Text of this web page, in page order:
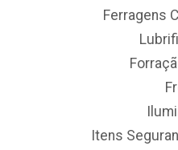
Ferragens
Itens